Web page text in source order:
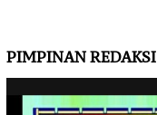
PIMPINAN REDAKSI